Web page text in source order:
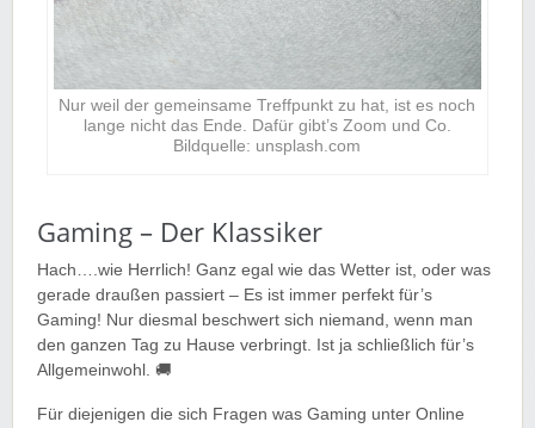
Nur weil der gemeinsame Treffpunkt zu hat, ist es noch
lange nicht das Ende. Dafür gibt’s Zoom und Co.
Bildquelle: unsplash.com
Gaming – Der Klassiker
Hach….wie Herrlich! Ganz egal wie das Wetter ist, oder was
gerade draußen passiert – Es ist immer perfekt für’s
Gaming! Nur diesmal beschwert sich niemand, wenn man
den ganzen Tag zu Hause verbringt. Ist ja schließlich für’s
Allgemeinwohl. 🚚
Für diejenigen die sich Fragen was Gaming unter Online